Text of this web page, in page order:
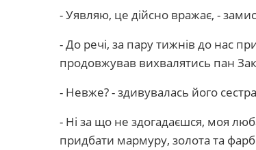
- Уявляю, це дійсно вражає, -
- До речі, за пару тижнів до нас
продовжував вихвалятись пан
- Невже? - здивувалась його
- Ні за що не здогадаєшся, моя
придбати мармуру, золота та